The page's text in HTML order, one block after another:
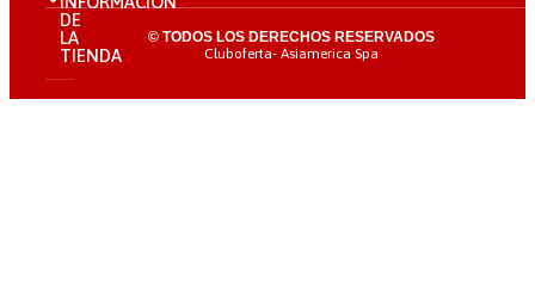
DE
LA
TIENDA
© TODOS LOS DERECHOS RESERVADOS
Cluboferta- Asiamerica Spa